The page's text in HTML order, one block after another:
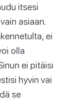
itsesi
asiaan.
ei
olla
ei pitäisi
hyvin vai
se